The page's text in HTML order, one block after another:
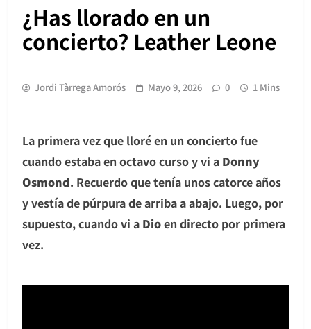
¿Has llorado en un
concierto? Leather Leone
Jordi Tàrrega Amorós Mayo 9, 2026 0 1 Mins
La primera vez que lloré en un concierto fue
cuando estaba en octavo curso y vi a Donny
Osmond. Recuerdo que tenía unos catorce años
y vestía de púrpura de arriba a abajo. Luego, por
supuesto, cuando vi a Dioen directo por primera
vez.